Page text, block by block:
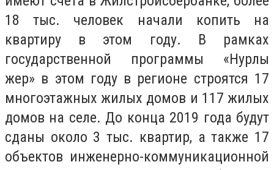
18 тыс. человек начали копить на
квартиру в этом году. В рамках
государственной программы «Нурлы
жер» в этом году в регионе строятся 17
многоэтажных жилых домов и 117 жилых
домов на селе. До конца 2019 года будут
сданы около 3 тыс. квартир, а также 17
объектов инженерно-коммуникационной